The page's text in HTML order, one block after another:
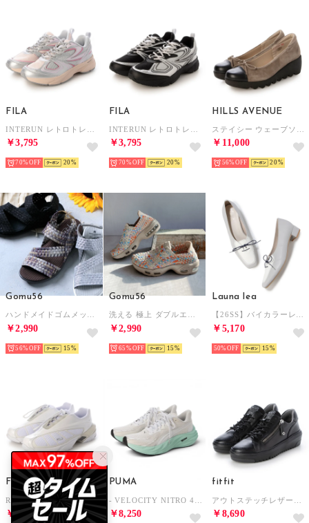
FILA
￥3,795
70% 20
FILA
￥3,795
70% 20
HILLS AVENUE
￥11,000
56% 20
Gomu56
ハンドメイドゴムメッシュゆったり幅広バックストラップサンダル （ブロンズミックス）
￥2,990
56% 15
Gomu56
洗える 極上 ダブルエアー 伸び伸び スニーカー （シャンパンゴールド/オレンジミックス）
￥2,990
65% 15
Launa lea
【26SS】バイカラーレースアップパンプス(0616) （ブルーグレー/C）
￥5,170
50% 15
FILA
REPLICA 2002/レプリカ ユニセックス メンズ レディース スニーカー WHITE/LILLY WHITE/M.SILVER ホワイト USS25002-101 （WHITE/LILLY WHITE/M.SILVER）
￥4,950
PUMA
￥8,250
fitfit
￥8,690